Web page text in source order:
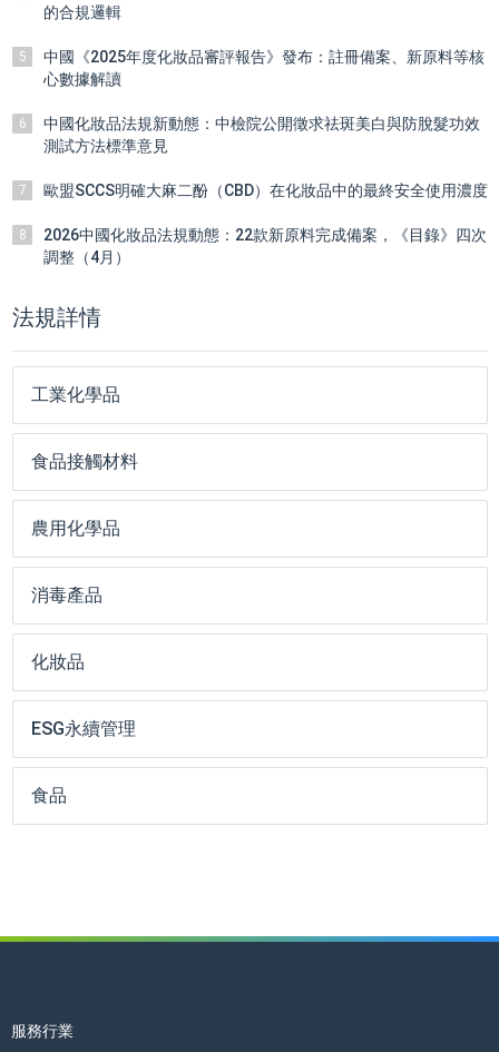
的合規邏輯
5
中國《2025年度化妝品審評報告》發布：註冊備案、新原料等核
心數據解讀
6
中國化妝品法規新動態：中檢院公開徵求祛斑美白與防脫髮功效
測試方法標準意見
7 歐盟SCCS明確大麻二酚（CBD）在化妝品中的最終安全使用濃度
8
2026中國化妝品法規動態：22款新原料完成備案，《目錄》四次
調整（4月）
法規詳情
工業化學品
食品接觸材料
農用化學品
消毒產品
化妝品
ESG永續管理
食品
服務行業